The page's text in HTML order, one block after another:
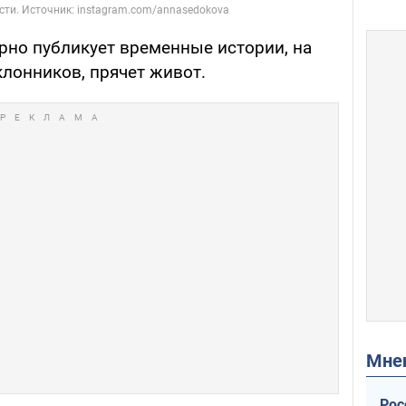
публикует временные истории, на
прячет живот.